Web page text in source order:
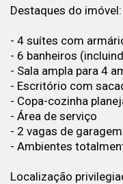
Destaques do imóvel:
- 4 suítes com
- 6 banheiros
- Sala ampla para 4
- Escritório com
- Copa-cozinha
- Área de serviço
- 2 vagas de
- Ambientes
Localização